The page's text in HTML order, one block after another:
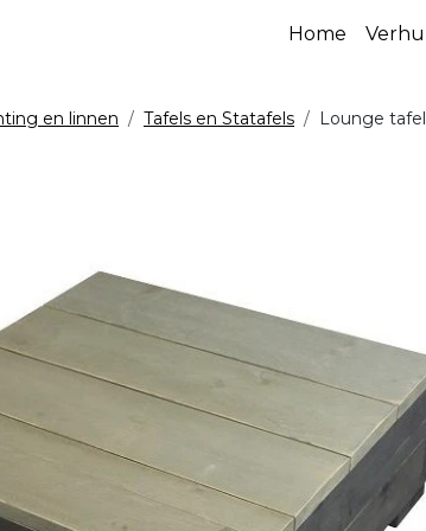
Home
en linnen Tafels en Statafels Lounge